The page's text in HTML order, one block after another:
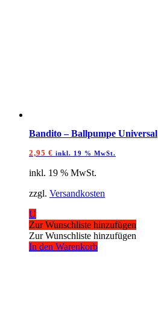
Bandito – Ballpumpe Universal
2,95 € inkl. 19 % MwSt.
inkl. 19 % MwSt.
zzgl. Versandkosten
U
Zur Wunschliste hinzufügen
Zur Wunschliste hinzufügen
In den Warenkorb